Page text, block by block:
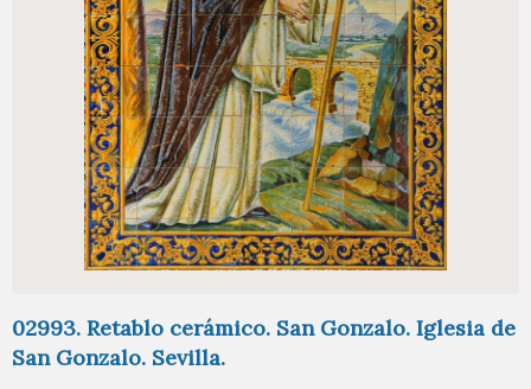
02993. Retablo cerámico. San Gonzalo. Iglesia de
San Gonzalo. Sevilla.